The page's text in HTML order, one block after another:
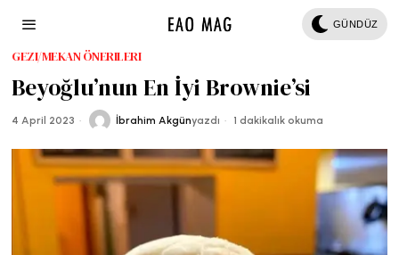
GÜNDÜZ
GEZI/MEKAN ÖNERILERI
Beyoğlu’nun En İyi Brownie’si
4 April 2023 İbrahim Akgünyazdı 1 dakikalık okuma